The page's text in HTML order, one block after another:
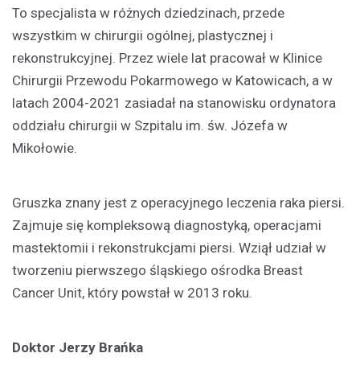
To specjalista w różnych dziedzinach, przede
wszystkim w chirurgii ogólnej, plastycznej i
rekonstrukcyjnej. Przez wiele lat pracował w Klinice
Chirurgii Przewodu Pokarmowego w Katowicach, a w
latach 2004-2021 zasiadał na stanowisku ordynatora
oddziału chirurgii w Szpitalu im. św. Józefa w
Mikołowie.
Gruszka znany jest z operacyjnego leczenia raka piersi.
Zajmuje się kompleksową diagnostyką, operacjami
mastektomii i rekonstrukcjami piersi. Wziął udział w
tworzeniu pierwszego śląskiego ośrodka Breast
Cancer Unit, który powstał w 2013 roku.
Doktor Jerzy Brańka